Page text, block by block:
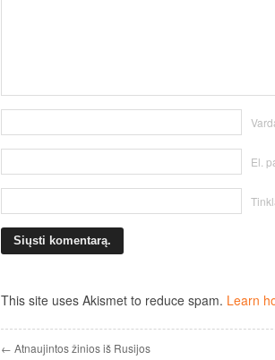
El.
This site uses Akismet to reduce spam. Learn
← Atnaujintos žinios iš Rusijos